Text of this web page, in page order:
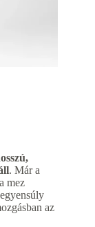
. Már a
mez
az